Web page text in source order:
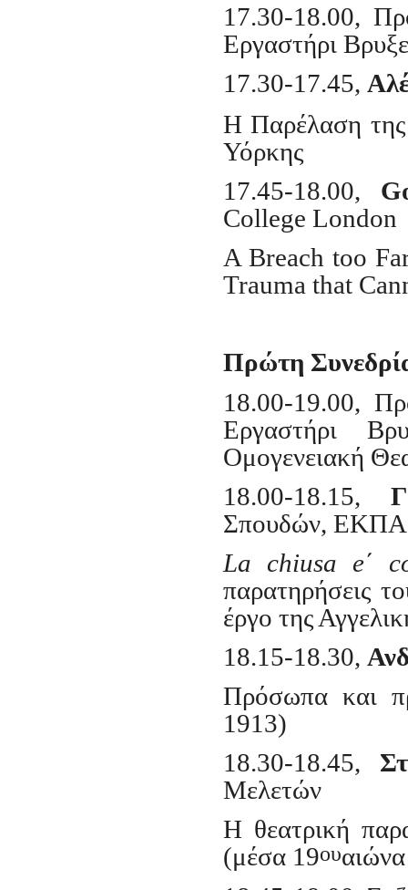
17.30-18.00,
Εργαστήρι
17.30-17.45,
Η Παρέλαση
Υόρκης
17.45-18.00,
College London
A Breach too
Trauma that
Πρώτη
18.00-19.00,
Εργαστήρι
Ομογενειακή
18.00-18.15,
Σπουδών, ΕΚΠΑ
La chiusa e΄
παρατηρήσεις
έργο της
18.15-18.30,
Πρόσωπα και
1913)
18.30-18.45,
Μελετών
Η θεατρική
(μέσα 19ου